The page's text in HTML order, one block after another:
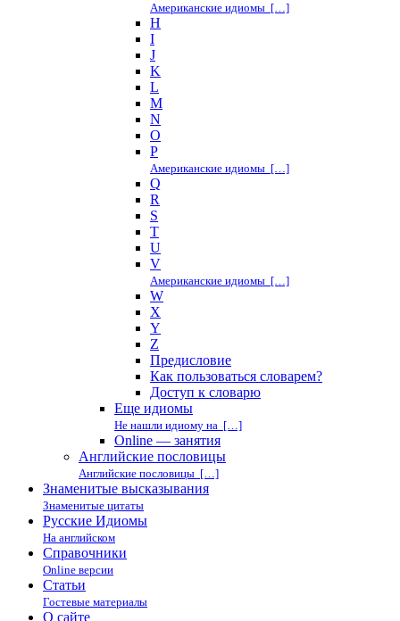
Американские идиомы […]
H
I
J
K
L
M
N
O
P
Американские идиомы […]
Q
R
S
T
U
V
Американские идиомы […]
W
X
Y
Z
Предисловие
Как пользоваться словарем?
Доступ к словарю
Еще идиомы
Не нашли идиому на […]
Online — занятия
Английские пословицы
Английские пословицы […]
Знаменитые высказывания
Знаменитые цитаты
Русские Идиомы
На английском
Справочники
Online версии
Статьи
Гостевые материалы
О сайте